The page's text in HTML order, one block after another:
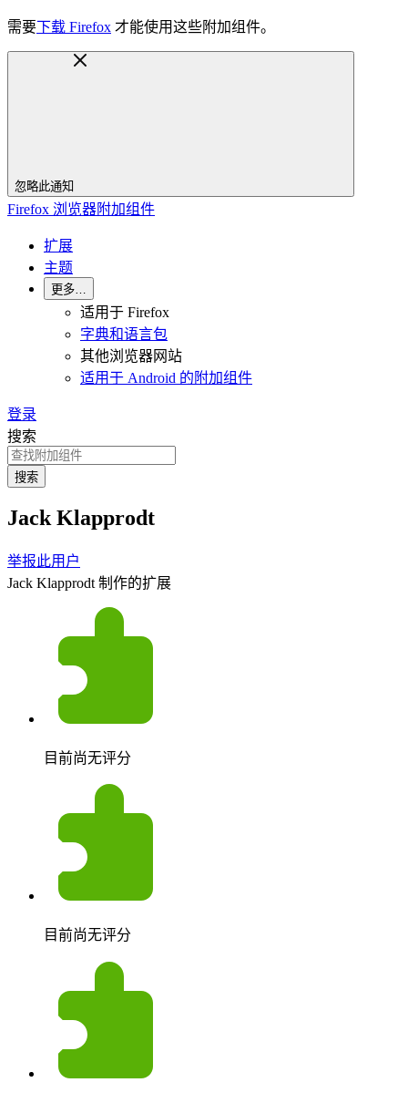
需要下载 Firefox 才能使用这些附加组件。
忽略此通知
Firefox 浏览器附加组件
扩展
主题
更多…
适用于 Firefox
字典和语言包
其他浏览器网站
适用于 Android 的附加组件
登录
搜索
搜索
Jack Klapprodt
举报此用户
Jack Klapprodt 制作的扩展
目前尚无评分
目前尚无评分